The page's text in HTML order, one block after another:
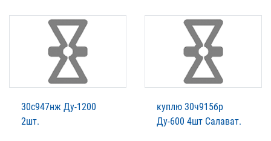
30с947нж Ду-1200
2шт.
куплю 30ч915бр
Ду-600 4шт Салават.